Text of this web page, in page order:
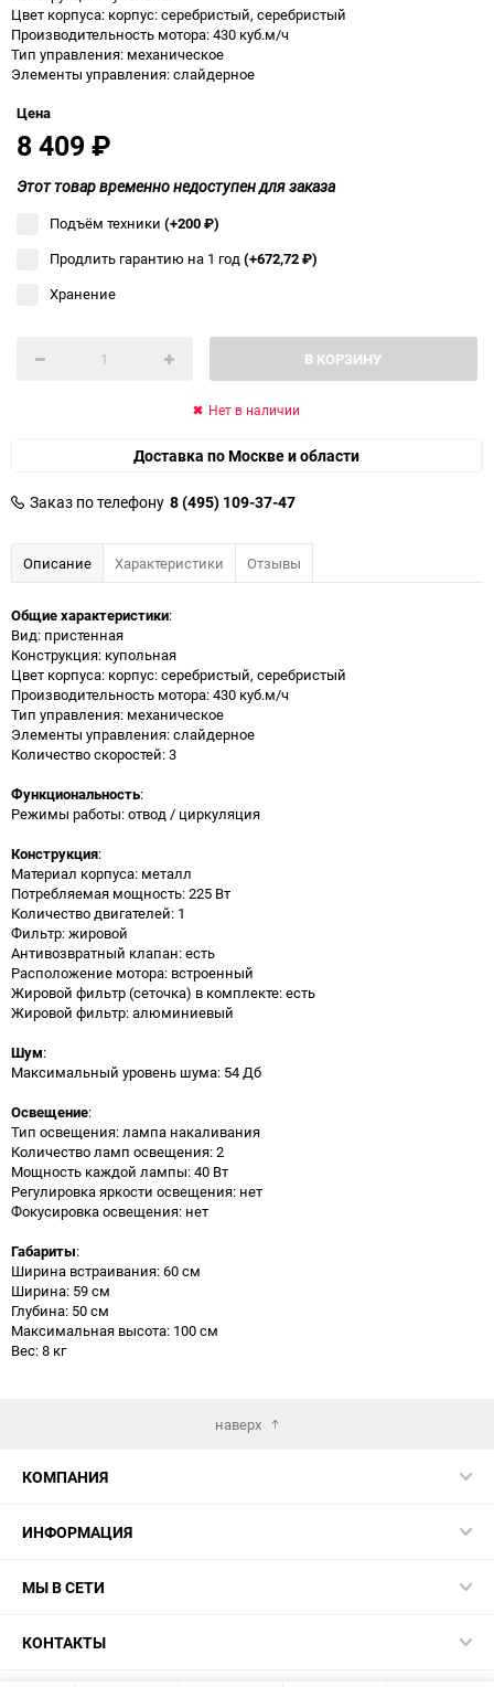
Цвет корпуса: корпус: серебристый, серебристый
Производительность мотора: 430 куб.м/ч
Тип управления: механическое
Элементы управления: слайдерное
Цена
8 409 ₽
Этот товар временно недоступен для заказа
Подъём техники (+200₽)
Продлить гарантию на 1 год(+672,72₽)
Хранение
В КОРЗИНУ
Нет в наличии
Доставка по Москве и области
Заказ по телефону 8 (495) 109-37-47
Описание Характеристики Отзывы
Общие характеристики:
Вид: пристенная
Конструкция: купольная
Цвет корпуса: корпус: серебристый, серебристый
Производительность мотора: 430 куб.м/ч
Тип управления: механическое
Элементы управления: слайдерное
Количество скоростей: 3
Функциональность:
Режимы работы: отвод / циркуляция
Конструкция:
Материал корпуса: металл
Потребляемая мощность: 225 Вт
Количество двигателей: 1
Фильтр: жировой
Антивозвратный клапан: есть
Расположение мотора: встроенный
Жировой фильтр (сеточка) в комплекте: есть
Жировой фильтр: алюминиевый
Шум:
Максимальный уровень шума: 54 Дб
Освещение:
Тип освещения: лампа накаливания
Количество ламп освещения: 2
Мощность каждой лампы: 40 Вт
Регулировка яркости освещения: нет
Фокусировка освещения: нет
Габариты:
Ширина встраивания: 60 см
Ширина: 59 см
Глубина: 50 см
Максимальная высота: 100 см
Вес: 8 кг
наверх
КОМПАНИЯ
ИНФОРМАЦИЯ
МЫ В СЕТИ
КОНТАКТЫ